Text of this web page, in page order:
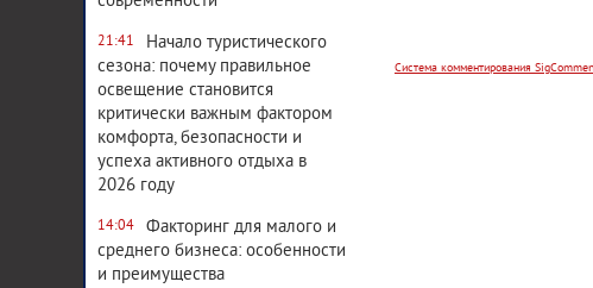
21:41
Начало туристического
сезона: почему правильное
освещение становится
критически важным фактором
комфорта, безопасности и
успеха активного отдыха в
2026 году
14:04
Факторинг для малого и
среднего бизнеса: особенности
и преимущества